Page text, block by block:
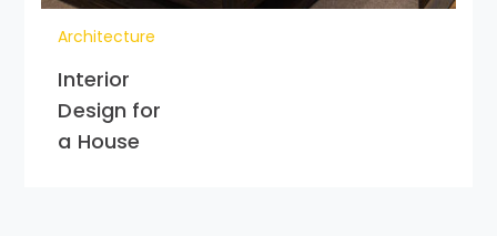
Architecture
Interior
Design for
a House